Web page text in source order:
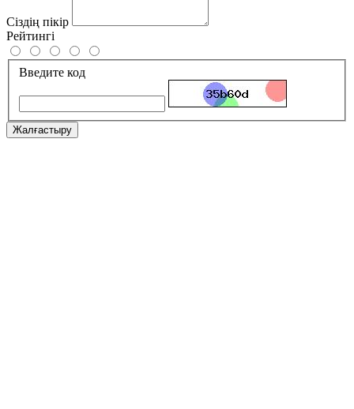
Сіздің пікір
Рейтингі
Введите код
Жалғастыру